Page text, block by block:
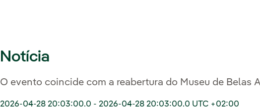
Notícia
O evento coincide com a reabertura do Museu de Belas
2026-04-28 20:03:00.0 - 2026-04-28 20:03:00.0 UTC +02:00